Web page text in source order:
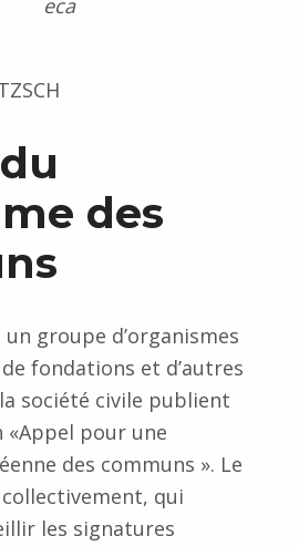
des
groupe d’organismes
fondations et d’autres
société civile publient
pour une
des communs ». Le
qui
les signatures